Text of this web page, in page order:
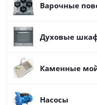
Варочные
Духовые
Каменные
Насосы